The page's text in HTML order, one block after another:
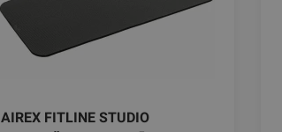
AIREX FITLINE STUDIO